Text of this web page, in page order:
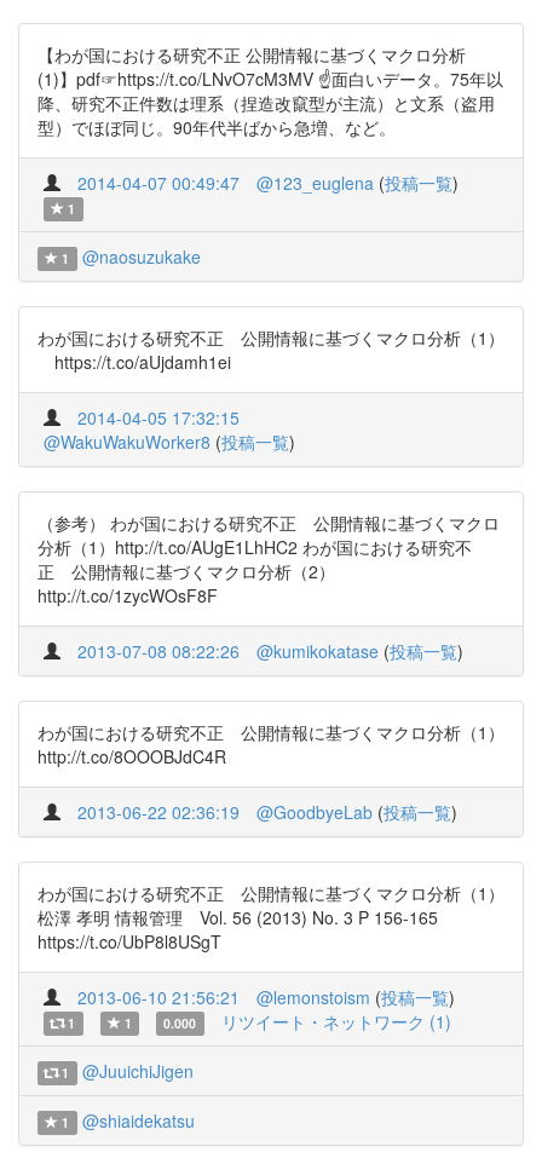
【わが国における研究不正 公開情報に基づくマクロ分析
(1)】pdf☞https://t.co/LNvO7cM3MV ☝面白いデータ。75年以
降、研究不正件数は理系（捏造改竄型が主流）と文系（盗用
型）でほぼ同じ。90年代半ばから急増、など。
2014-04-07 00:49:47 @123_euglena (投稿一覧)
1
1 @naosuzukake
わが国における研究不正 公開情報に基づくマクロ分析（1）
https://t.co/aUjdamh1ei
2014-04-05 17:32:15
@WakuWakuWorker8 (投稿一覧)
（参考） わが国における研究不正 公開情報に基づくマクロ
分析（1）http://t.co/AUgE1LhHC2 わが国における研究不
正 公開情報に基づくマクロ分析（2）
http://t.co/1zycWOsF8F
2013-07-08 08:22:26 @kumikokatase (投稿一覧)
わが国における研究不正 公開情報に基づくマクロ分析（1）
http://t.co/8OOOBJdC4R
2013-06-22 02:36:19 @GoodbyeLab (投稿一覧)
わが国における研究不正 公開情報に基づくマクロ分析（1）
松澤 孝明 情報管理 Vol. 56 (2013) No. 3 P 156-165
https://t.co/UbP8l8USgT
2013-06-10 21:56:21 @lemonstoism (投稿一覧)
1 1 0.000 リツイート・ネットワーク (1)
1 @JuuichiJigen
1 @shiaidekatsu